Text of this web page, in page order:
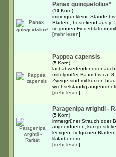
Panax quinquefolius*
(10 Korn)
immergrünkleine Staude
Blättern, bestehend aus je
tiefgrünen Fiederblättern
[mehr lesen]
Pappea capensis
(5 Korn)
laubabwerfender oder auch
mittelgroßer Baum bis ca.
Zweige sind mit kurzen
wechselständig
[mehr lesen]
Paragenipa wrightii -
(5 Korn)
immergrüner Strauch oder
angeordneten,
ledrigen, tiefgrünen
lilafarbenem ...
[mehr lesen]